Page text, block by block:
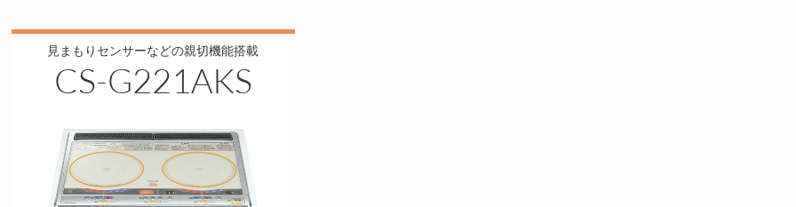
見まもりセンサーなどの親切機能搭載
CS-G221AKS